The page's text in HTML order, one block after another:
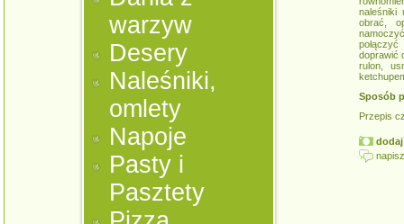
warzyw
Desery
Naleśniki,
omlety
Napoje
Pasty i
Pasztety
naleśniki
obrać,
doprawić
rulon,
Sposób
Przepis